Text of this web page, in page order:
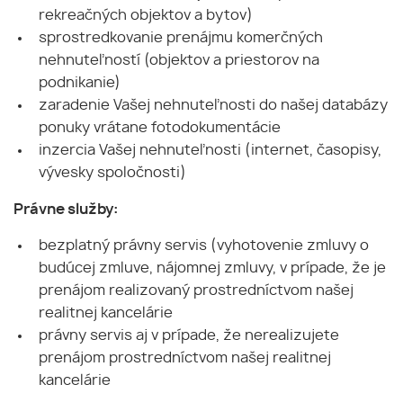
rekreačných objektov a bytov)
sprostredkovanie prenájmu komerčných
nehnuteľností (objektov a priestorov na
podnikanie)
zaradenie Vašej nehnuteľnosti do našej databázy
ponuky vrátane fotodokumentácie
inzercia Vašej nehnuteľnosti (internet, časopisy,
vývesky spoločnosti)
Právne služby:
bezplatný právny servis (vyhotovenie zmluvy o
budúcej zmluve, nájomnej zmluvy, v prípade, že je
prenájom realizovaný prostredníctvom našej
realitnej kancelárie
právny servis aj v prípade, že nerealizujete
prenájom prostredníctvom našej realitnej
kancelárie